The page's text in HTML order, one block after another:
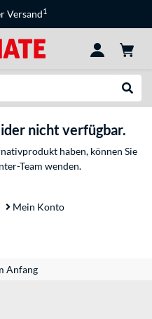
Versand1
nicht verfügbar.
haben, können Sie
Team wenden.
Mein Konto
Anfang